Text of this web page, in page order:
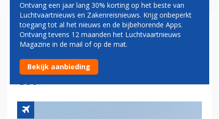
BRUSSELS AIRLINES BREIDT
CATERING OP VLUCHTEN
VANUIT SUB-SAHARA AFRIKA
UIT
Ontvang een jaar lang 30% korting op het beste van
Luchtvaartnieuws en Zakenreisnieuws. Krijg onbeperkt
toegang tot al het nieuws en de bijbehorende Apps.
Ontvang tevens 12 maanden het Luchtvaartnieuws
Magazine in de mail of op de mat.
Bekijk aanbieding